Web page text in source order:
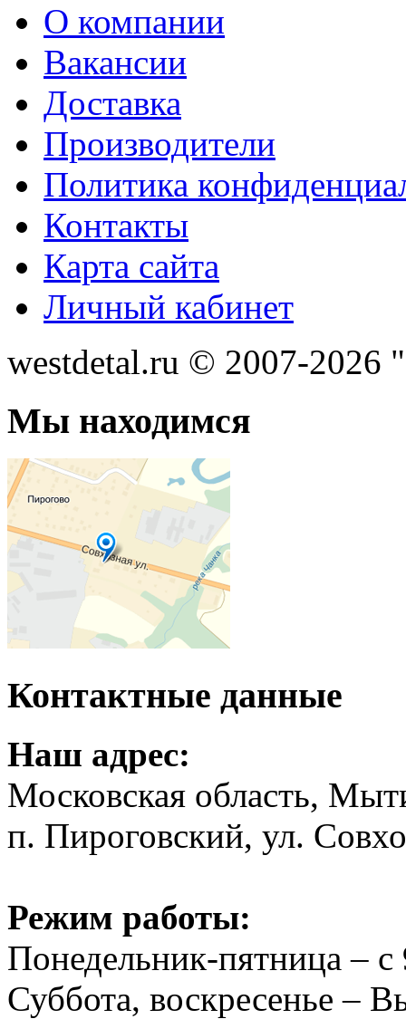
О компании
Вакансии
Доставка
Производители
Политика
Контакты
Карта сайта
Личный кабинет
westdetal.ru © 2007-2026
Мы находимся
Контактные данные
Наш адрес:
Московская область,
п. Пироговский, ул.
Режим работы:
Понедельник-пятница –
Суббота, воскресенье –